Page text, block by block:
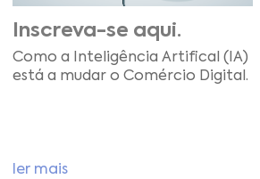
Inscreva-se aqui.
Como a Inteligência Artifical (IA)
está a mudar o Comércio Digital.
ler mais